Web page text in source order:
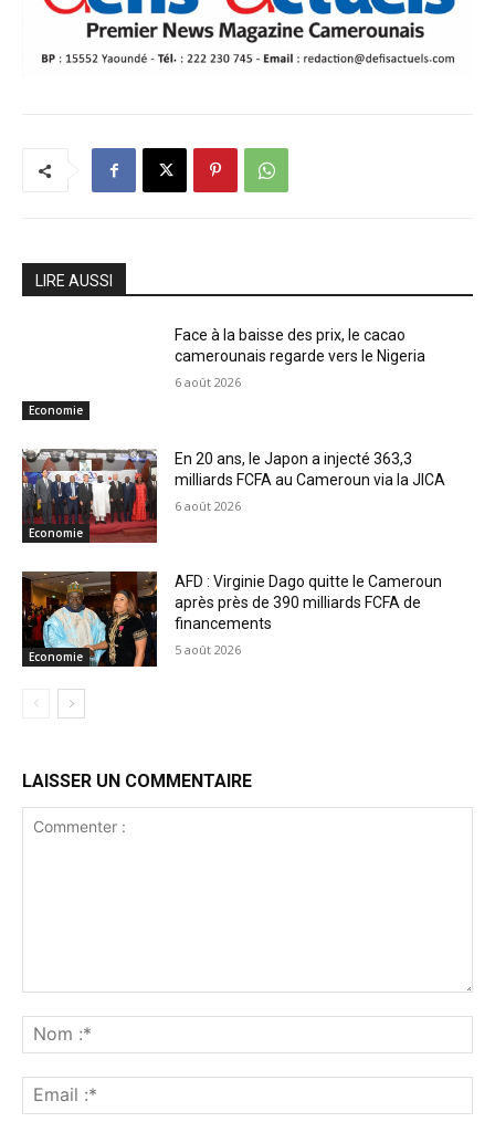
LIRE AUSSI
Economie
Face à la baisse des prix, le cacao
camerounais regarde vers le Nigeria
6 août 2026
Economie
En 20 ans, le Japon a injecté 363,3
milliards FCFA au Cameroun via la JICA
6 août 2026
Economie
AFD : Virginie Dago quitte le Cameroun
après près de 390 milliards FCFA de
financements
5 août 2026
LAISSER UN COMMENTAIRE
:*
:*